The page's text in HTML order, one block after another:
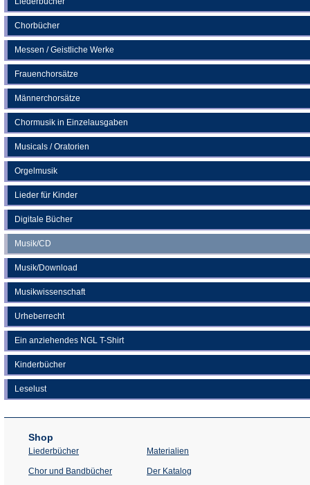
Chorbücher
Messen / Geistliche Werke
Frauenchorsätze
Männerchorsätze
Chormusik in Einzelausgaben
Musicals / Oratorien
Orgelmusik
Lieder für Kinder
Digitale Bücher
Musik/CD
Musik/Download
Musikwissenschaft
Urheberrecht
Ein anziehendes NGL T-Shirt
Kinderbücher
Leselust
Shop
Liederbücher
Chor und Bandbücher
Materialien
Der Katalog